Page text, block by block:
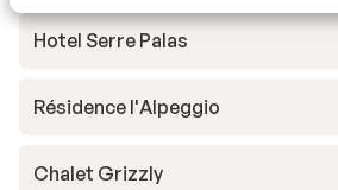
Hotel Serre Palas
Résidence l'Alpeggio
Chalet Grizzly